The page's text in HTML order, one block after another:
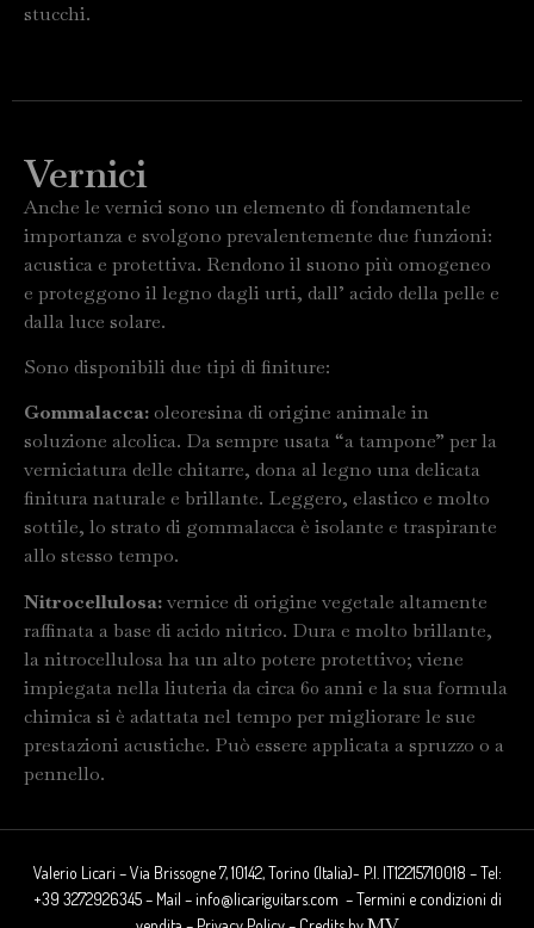
stucchi.
Vernici
Anche le vernici sono un elemento di fondamentale
importanza e svolgono prevalentemente due funzioni:
acustica e protettiva. Rendono il suono più omogeneo
e proteggono il legno dagli urti, dall’ acido della pelle e
dalla luce solare.
Sono disponibili due tipi di finiture:
Gommalacca:oleoresina di origine animale in
soluzione alcolica. Da sempre usata “a tampone” per la
verniciatura delle chitarre, dona al legno una delicata
finitura naturale e brillante. Leggero, elastico e molto
sottile, lo strato di gommalacca è isolante e traspirante
allo stesso tempo.
Nitrocellulosa:vernice di origine vegetale altamente
raffinata a base di acido nitrico. Dura e molto brillante,
la nitrocellulosa ha un alto potere protettivo; viene
impiegata nella liuteria da circa 60 anni e la sua formula
chimica si è adattata nel tempo per migliorare le sue
prestazioni acustiche. Può essere applicata a spruzzo o a
pennello.
Valerio Licari – Via Brissogne 7, 10142, Torino (Italia)- P.I. IT12215710018 – Tel:
+39 3272926345 – Mail – info@licariguitars.com – Termini e condizioni di